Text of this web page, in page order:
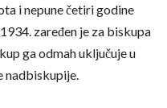
i nepune četiri godine
zaređen je za biskupa
ga odmah uključuje u